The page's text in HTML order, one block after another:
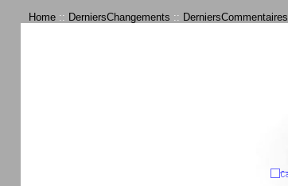
Home :: DerniersChangements :: DerniersCommentaires